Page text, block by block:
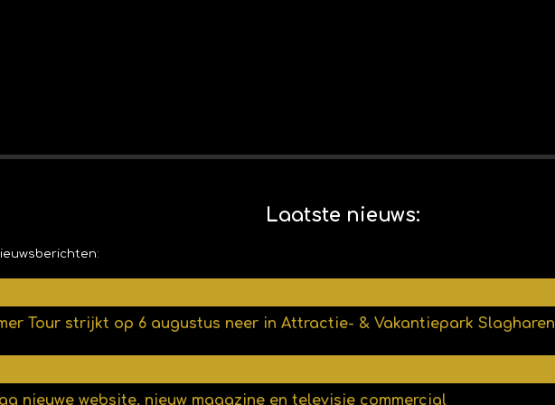
Laatste nieuws:
Tour strijkt op 6 augustus neer in Attractie- & Vakantiepark Slagharen
nieuwe website, nieuw magazine en televisie commercial